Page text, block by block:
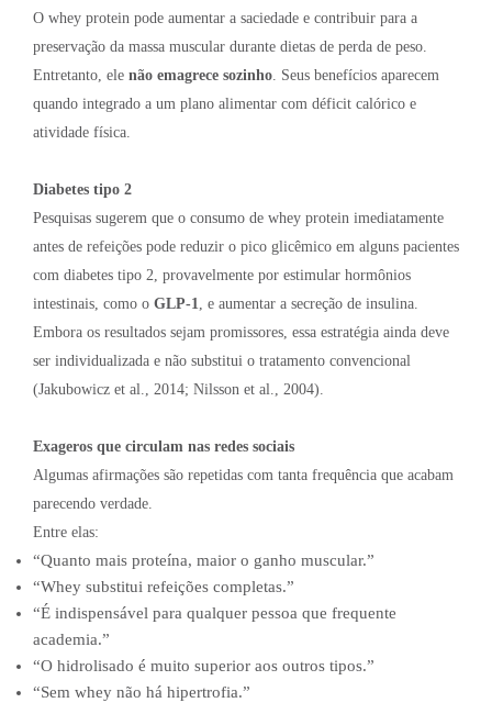
O whey protein pode aumentar a saciedade e contribuir para a
preservação da massa muscular durante dietas de perda de peso.
Entretanto, ele não emagrece sozinho . Seus benefícios aparecem
quando integrado a um plano alimentar com déficit calórico e
atividade física.
Diabetes tipo 2
Pesquisas sugerem que o consumo de whey protein imediatamente
antes de refeições pode reduzir o pico glicêmico em alguns pacientes
com diabetes tipo 2, provavelmente por estimular hormônios
intestinais, como o GLP-1
, e aumentar a secreção de insulina.
Embora os resultados sejam promissores, essa estratégia ainda deve
ser individualizada e não substitui o tratamento convencional
(Jakubowicz et al., 2014; Nilsson et al., 2004).
Exageros que circulam nas redes sociais
Algumas afirmações são repetidas com tanta frequência que acabam
parecendo verdade.
Entre elas:
“Quanto mais proteína, maior o ganho muscular.”
“Whey substitui refeições completas.”
“É indispensável para qualquer pessoa que frequente
academia.”
“O hidrolisado é muito superior aos outros tipos.”
“Sem whey não há hipertrofia.”